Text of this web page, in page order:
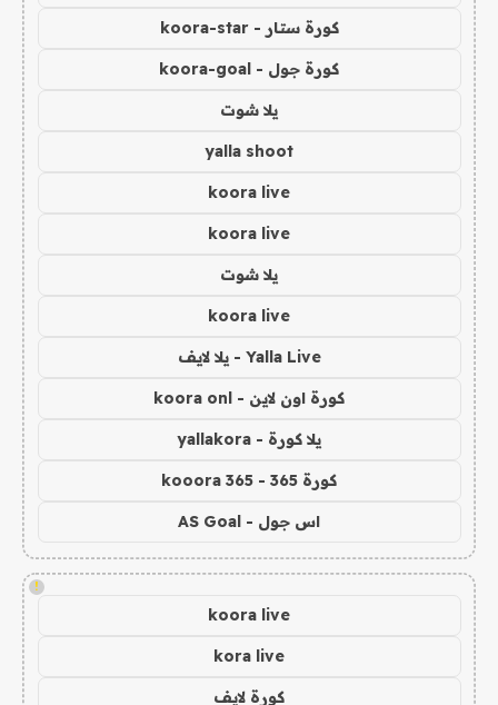
كورة ستار - koora-star
كورة جول - koora-goal
يلا شوت
yalla shoot
koora live
koora live
يلا شوت
koora live
Yalla Live - يلا لايف
كورة اون لاين - koora onl
يلا كورة - yallakora
كورة 365 - kooora 365
اس جول - AS Goal
!
koora live
kora live
كورة لايف